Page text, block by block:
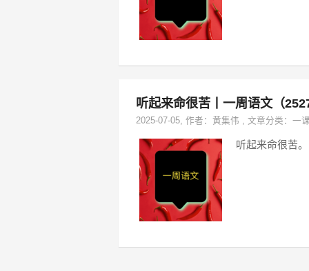
听起来命很苦丨一周语文（2527
2025-07-05, 作者： 黄集伟 , 文章分类： 一
听起来命很苦。